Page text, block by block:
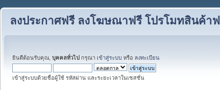
ลงประกาศฟรี ลงโฆษณาฟรี โปรโมทสินค้า
ยินดีต้อนรับคุณ, บุคคลทั่วไป กรุณา เข้าสู่ระบบ หรือ ลงทะเบียน
เข้าสู่ระบบด้วยชื่อผู้ใช้ รหัสผ่าน และระยะเวลาในเซสชั่น